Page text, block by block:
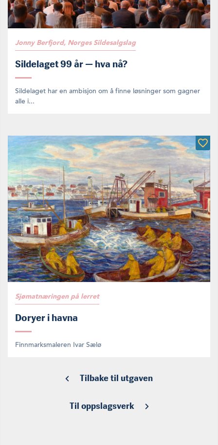
Jonny Berfjord, Norges Sildesalgslag
Sildelaget 99 år — hva nå?
Sildelaget har en ambisjon om å finne løsninger som gagner
alle i...
Sjømatnæringen på lerret
Doryer i havna
Finnmarksmaleren Ivar Sælø
Tilbake til utgaven
Til oppslagsverk